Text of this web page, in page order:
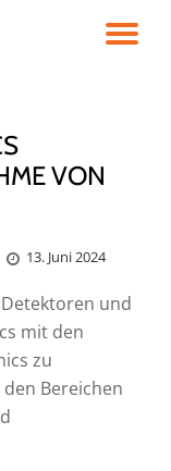
VON N
13. Juni 2024
und
mit den
zu
Bereichen